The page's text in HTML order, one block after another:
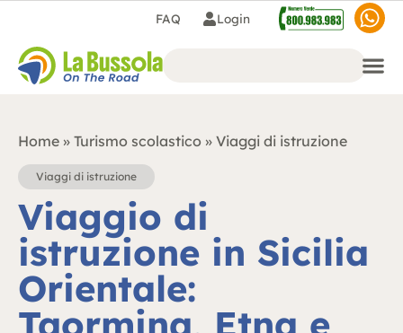
FAQ Login
Home » Turismo scolastico » Viaggi di istruzione
Viaggi di istruzione
Viaggio di
istruzione in Sicilia
Orientale: